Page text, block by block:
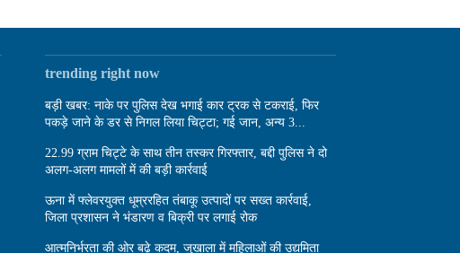
trending right now
बड़ी खबर: नाके पर पुलिस देख भगाई कार ट्रक से टकराई, फिर
पकड़े जाने के डर से निगल लिया चिट्टा; गई जान, अन्य 3...
22.99 ग्राम चिट्टे के साथ तीन तस्कर गिरफ्तार, बद्दी पुलिस ने दो
अलग-अलग मामलों में की बड़ी कार्रवाई
ऊना में फ्लेवरयुक्त धूम्ररहित तंबाकू उत्पादों पर सख्त कार्रवाई,
जिला प्रशासन ने भंडारण व बिक्री पर लगाई रोक
आत्मनिर्भरता की ओर बढ़े कदम, जुखाला में महिलाओं की उद्यमिता